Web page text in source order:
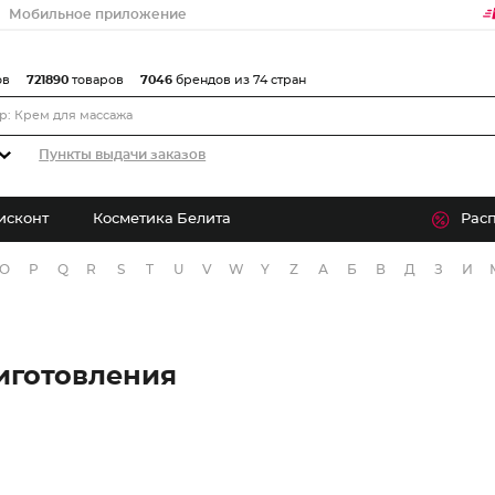
Мобильное приложение
Пункты выдачи заказов
721890 товаров 7046 брендов из 74 стран
Косметика Белита
O P Q R S T U V W Y Z А Б В Д З И